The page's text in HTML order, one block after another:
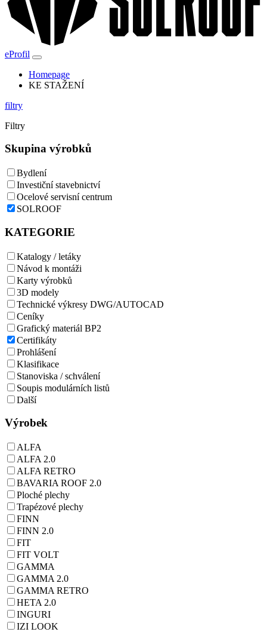
eProfil
Homepage
KE STAŽENÍ
filtry
Filtry
Skupina výrobků
Bydlení
Investiční stavebnictví
Ocelové servisní centrum
SOLROOF
KATEGORIE
Katalogy / letáky
Návod k montáži
Karty výrobků
3D modely
Technické výkresy DWG/AUTOCAD
Ceníky
Grafický materiál BP2
Certifikáty
Prohlášení
Klasifikace
Stanoviska / schválení
Soupis modulárních listů
Další
Výrobek
ALFA
ALFA 2.0
ALFA RETRO
BAVARIA ROOF 2.0
Ploché plechy
Trapézové plechy
FINN
FINN 2.0
FIT
FIT VOLT
GAMMA
GAMMA 2.0
GAMMA RETRO
HETA 2.0
INGURI
IZI LOOK